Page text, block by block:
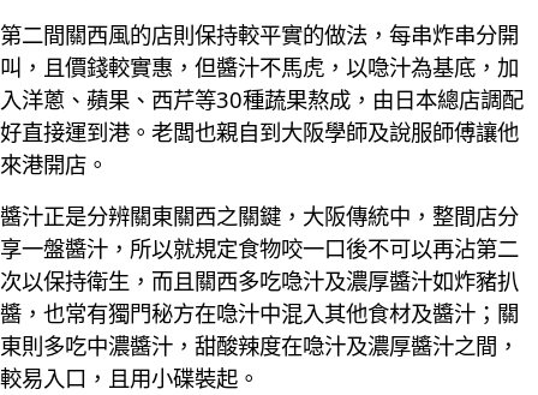
第二間關西風的店則保持較平實的做法，每串炸串分開
叫，且價錢較實惠，但醬汁不馬虎，以喼汁為基底，加
入洋蔥、蘋果、西芹等30種蔬果熬成，由日本總店調配
好直接運到港。老闆也親自到大阪學師及說服師傅讓他
來港開店。
醬汁正是分辨關東關西之關鍵，大阪傳統中，整間店分
享一盤醬汁，所以就規定食物咬一口後不可以再沾第二
次以保持衛生，而且關西多吃喼汁及濃厚醬汁如炸豬扒
醬，也常有獨門秘方在喼汁中混入其他食材及醬汁；關
東則多吃中濃醬汁，甜酸辣度在喼汁及濃厚醬汁之間，
較易入口，且用小碟裝起。